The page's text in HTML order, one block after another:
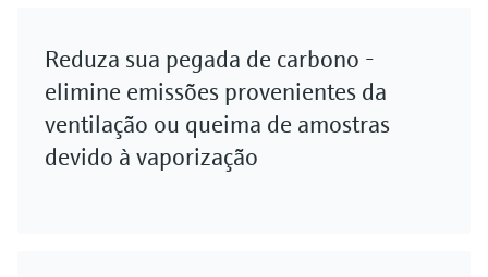
Reduza sua pegada de carbono -
elimine emissões provenientes da
ventilação ou queima de amostras
devido à vaporização